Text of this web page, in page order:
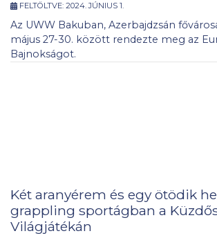
FELTÖLTVE: 2024. JÚNIUS 1.
Az UWW Bakuban, Azerbajdzsán
május 27-30. között rendezte meg az
Bajnokságot.
Két aranyérem és egy ötödik
grappling sportágban a
Világjátékán